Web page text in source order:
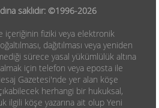
saklıdır: ©1996-2026
içeriğinin fiziki veya elektronik
dağıtılması veya yeniden
sürece yasal yükümlülük altına
için telefon veya eposta ile
Gazetesi'nde yer alan köşe
herhangi bir hukuksal,
ilgili köşe yazarına ait olup Yeni